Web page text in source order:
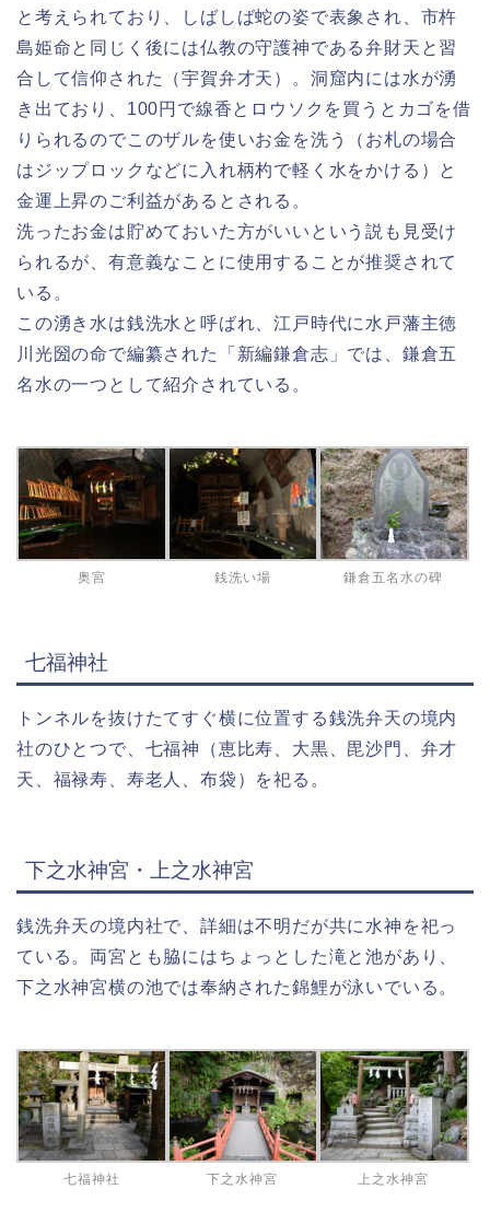
と考えられており、しばしば蛇の姿で表象され、市杵
島姫命と同じく後には仏教の守護神である弁財天と習
合して信仰された（宇賀弁才天）。洞窟内には水が湧
き出ており、100円で線香とロウソクを買うとカゴを借
りられるのでこのザルを使いお金を洗う（お札の場合
はジップロックなどに入れ柄杓で軽く水をかける）と
金運上昇のご利益があるとされる。
洗ったお金は貯めておいた方がいいという説も見受け
られるが、有意義なことに使用することが推奨されて
いる。
この湧き水は銭洗水と呼ばれ、江戸時代に水戸藩主徳
川光圀の命で編纂された「新編鎌倉志」では、鎌倉五
名水の一つとして紹介されている。
奥宮 銭洗い場 鎌倉五名水の碑
七福神社
トンネルを抜けたてすぐ横に位置する銭洗弁天の境内
社のひとつで、七福神（恵比寿、大黒、毘沙門、弁才
天、福禄寿、寿老人、布袋）を祀る。
下之水神宮・上之水神宮
銭洗弁天の境内社で、詳細は不明だが共に水神を祀っ
ている。両宮とも脇にはちょっとした滝と池があり、
下之水神宮横の池では奉納された錦鯉が泳いでいる。
七福神社 下之水神宮 上之水神宮